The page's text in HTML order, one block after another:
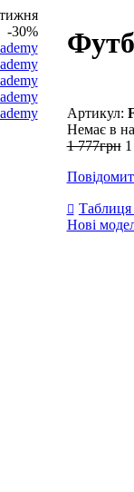
-30%
Немає в
1 777грн
Таблиця
Нові